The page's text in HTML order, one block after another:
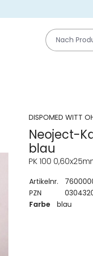
DISPOMED WITT
Neoject-
blau
PK 100
Artikelnr.
PZN
Farbe
blau